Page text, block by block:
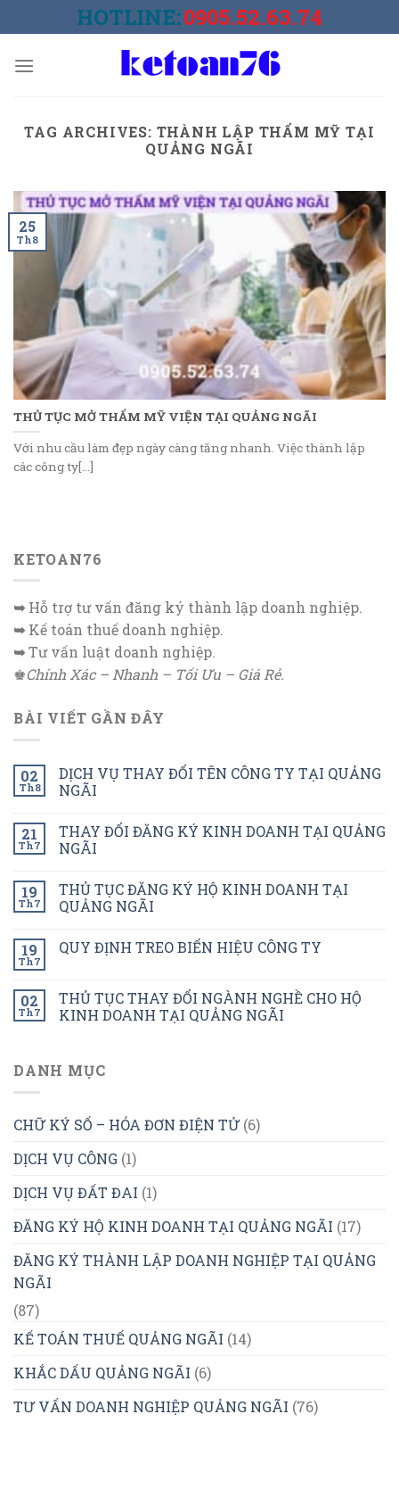
to
HOTLINE:0905.52.63.74
TAG ARCHIVES: THÀNH LẬP THẨM MỸ TẠI
QUẢNG NGÃI
THỦ TỤC MỞ THẨM MỸ VIỆN TẠI QUẢNG NGÃI
Với nhu cầu làm đẹp ngày càng tăng nhanh. Việc thành lập
các công ty[...]
25
Th8
KETOAN76
➥Hỗ trợ tư vấn đăng ký thành lập doanh nghiệp.
➥Kế toán thuế doanh nghiệp.
➥Tư vấn luật doanh nghiệp.
♚Chính Xác – Nhanh – Tối Ưu – Giá Rẻ.
BÀI VIẾT GẦN ĐÂY
02
Th8
DỊCH VỤ THAY ĐỔI TÊN CÔNG TY TẠI QUẢNG
NGÃI
21
Th7
THAY ĐỔI ĐĂNG KÝ KINH DOANH TẠI QUẢNG
NGÃI
19
Th7
THỦ TỤC ĐĂNG KÝ HỘ KINH DOANH TẠI
QUẢNG NGÃI
19
Th7
QUY ĐỊNH TREO BIỂN HIỆU CÔNG TY
02
Th7
THỦ TỤC THAY ĐỔI NGÀNH NGHỀ CHO HỘ
KINH DOANH TẠI QUẢNG NGÃI
DANH MỤC
CHỮ KÝ SỐ – HÓA ĐƠN ĐIỆN TỬ(6)
DỊCH VỤ CÔNG (1)
DỊCH VỤ ĐẤT ĐAI (1)
ĐĂNG KÝ HỘ KINH DOANH TẠI QUẢNG NGÃI (17)
ĐĂNG KÝ THÀNH LẬP DOANH NGHIỆP TẠI QUẢNG
NGÃI
(87)
KẾ TOÁN THUẾ QUẢNG NGÃI (14)
KHẮC DẤU QUẢNG NGÃI (6)
TƯ VẤN DOANH NGHIỆP QUẢNG NGÃI (76)